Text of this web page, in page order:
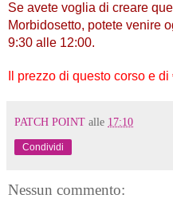
Se avete voglia di creare
Morbidosetto, potete venire
9:30 alle 12:00.
Il prezzo di questo corso e
PATCH POINT alle 17:10
Condividi
Nessun commento: